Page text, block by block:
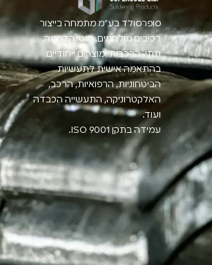
סופרסולד בע"מ מתמחה בייצור
רכיבים מולחמים, חוטי הלחמה,
תתי-הרכבות ומוצרים ייחודיים
בהתאמה אישית לתעשיות
הביטחוניות, הרפואיות, הרכב,
האלקטרוניקה, התעשייה הכבדה
ועוד.
עמידה בתקן ISO 9001.